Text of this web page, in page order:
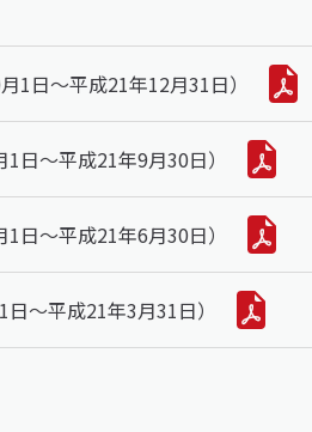
日～平成21年12月31日）
～平成21年9月30日）
～平成21年6月30日）
～平成21年3月31日）